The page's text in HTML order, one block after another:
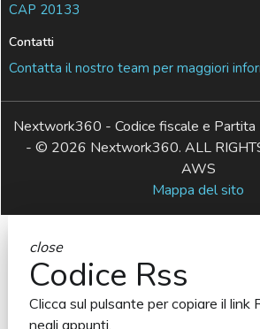
CAP 20133
Contatti
Contatta il nostro team per maggiori
Nextwork360 - Codice fiscale e
- © 2026 Nextwork360. ALL
AWS
Mappa del sito
close
Codice Rss
Clicca sul pulsante per copiare il link
negli appunti.